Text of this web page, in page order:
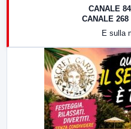
CANALE 84
CANALE 268
E sulla